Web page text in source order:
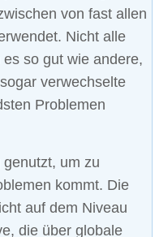
von fast allen
Nicht alle
so gut wie andere,
verwechselte
Problemen
um zu
kommt. Die
auf dem Niveau
die über globale